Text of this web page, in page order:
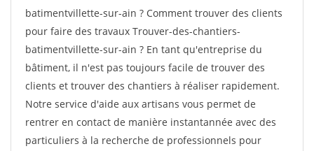
batimentvillette-sur-ain ? Comment trouver des clients
pour faire des travaux Trouver-des-chantiers-
batimentvillette-sur-ain ? En tant qu'entreprise du
bâtiment, il n'est pas toujours facile de trouver des
clients et trouver des chantiers à réaliser rapidement.
Notre service d'aide aux artisans vous permet de
rentrer en contact de manière instantannée avec des
particuliers à la recherche de professionnels pour